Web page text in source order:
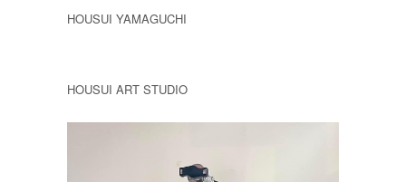
HOUSUI YAMAGUCHI
HOUSUI ART STUDIO